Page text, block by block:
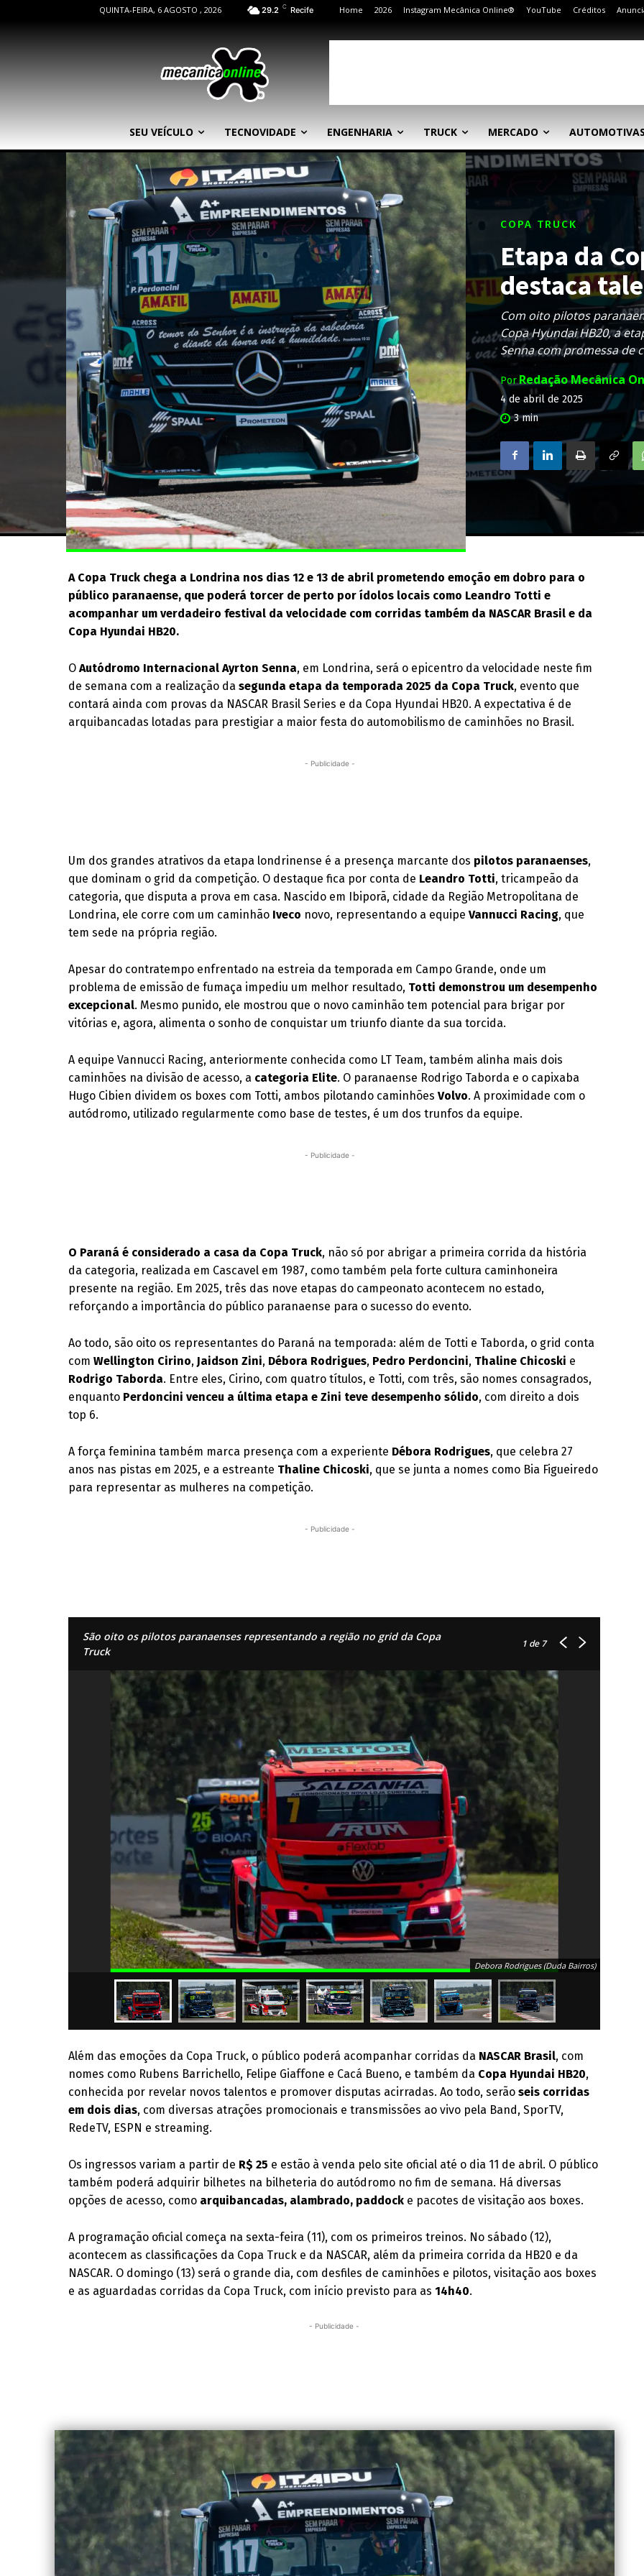
QUINTA-FEIRA, 6 AGOSTO , 2026 29.2 C Recife Home 2026 Instagram Mecânica Online® YouTube Créditos
SEU VEÍCULO TECNOVIDADE ENGENHARIA TRUCK MERCADO AUTOMOTIVAS
COPA TRUCK
Etapa da
destaca
Com oito pilotos
Copa Hyundai HB20, a
Senna com promessa de
PorRedação Mecânica
4 de abril de 2025
3min
A Copa Truck chega a Londrina nos dias 12 e 13 de abril prometendo emoção em dobro para o
público paranaense, que poderá torcer de perto por ídolos locais como Leandro Totti e
acompanhar um verdadeiro festival da velocidade com corridas também da NASCAR Brasil e da
Copa Hyundai HB20.
OAutódromo Internacional Ayrton Senna, em Londrina, será o epicentro da velocidade neste fim
de semana com a realização dasegunda etapa da temporada 2025 da Copa Truck, evento que
contará ainda com provas da NASCAR Brasil Series e da Copa Hyundai HB20. A expectativa é de
arquibancadas lotadas para prestigiar a maior festa do automobilismo de caminhões no Brasil.
- Publicidade -
Um dos grandes atrativos da etapa londrinense é a presença marcante dos pilotos paranaenses,
que dominam o grid da competição. O destaque fica por conta de Leandro Totti, tricampeão da
categoria, que disputa a prova em casa. Nascido em Ibiporã, cidade da Região Metropolitana de
Londrina, ele corre com um caminhão Iveco novo, representando a equipeVannucci Racing, que
tem sede na própria região.
Apesar do contratempo enfrentado na estreia da temporada em Campo Grande, onde um
problema de emissão de fumaça impediu um melhor resultado, Totti demonstrou um desempenho
excepcional. Mesmo punido, ele mostrou que o novo caminhão tem potencial para brigar por
vitórias e, agora, alimenta o sonho de conquistar um triunfo diante da sua torcida.
A equipe Vannucci Racing, anteriormente conhecida como LT Team, também alinha mais dois
caminhões na divisão de acesso, a categoria Elite. O paranaense Rodrigo Taborda e o capixaba
Hugo Cibien dividem os boxes com Totti, ambos pilotando caminhõesVolvo. A proximidade com o
autódromo, utilizado regularmente como base de testes, é um dos trunfos da equipe.
- Publicidade -
O Paraná é considerado a casa da Copa Truck, não só por abrigar a primeira corrida da história
da categoria, realizada em Cascavel em 1987, como também pela forte cultura caminhoneira
presente na região. Em 2025, três das nove etapas do campeonato acontecem no estado,
reforçando a importância do público paranaense para o sucesso do evento.
Ao todo, são oito os representantes do Paraná na temporada: além de Totti e Taborda, o grid conta
comWellington Cirino, Jaidson Zini, Débora Rodrigues, Pedro Perdoncini, Thaline Chicoski e
Rodrigo Taborda. Entre eles, Cirino, com quatro títulos, e Totti, com três, são nomes consagrados,
enquanto Perdoncini venceu a última etapa e Zini teve desempenho sólido, com direito a dois
top 6.
A força feminina também marca presença com a experiente Débora Rodrigues, que celebra 27
anos nas pistas em 2025, e a estreante Thaline Chicoski, que se junta a nomes como Bia Figueiredo
para representar as mulheres na competição.
- Publicidade -
São oito os pilotos paranaenses representando a região no grid da Copa
Truck
1 de 7
Debora Rodrigues (Duda Bairros)
Além das emoções da Copa Truck, o público poderá acompanhar corridas da NASCAR Brasil, com
nomes como Rubens Barrichello, Felipe Giaffone e Cacá Bueno, e também da Copa Hyundai HB20,
conhecida por revelar novos talentos e promover disputas acirradas. Ao todo, serãoseis corridas
em dois dias, com diversas atrações promocionais e transmissões ao vivo pela Band, SporTV,
RedeTV, ESPN e streaming.
Os ingressos variam a partir de R$ 25 e estão à venda pelo site oficial até o dia 11 de abril. O público
também poderá adquirir bilhetes na bilheteria do autódromo no fim de semana. Há diversas
opções de acesso, como arquibancadas, alambrado, paddock e pacotes de visitação aos boxes.
A programação oficial começa na sexta-feira (11), com os primeiros treinos. No sábado (12),
acontecem as classificações da Copa Truck e da NASCAR, além da primeira corrida da HB20 e da
NASCAR. O domingo (13) será o grande dia, com desfiles de caminhões e pilotos, visitação aos boxes
e as aguardadas corridas da Copa Truck, com início previsto para as14h40.
- Publicidade -